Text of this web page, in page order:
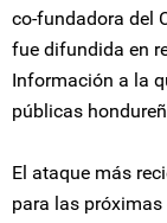
co-fundadora del
fue difundida en
Información a la
públicas
El ataque más
para las próximas